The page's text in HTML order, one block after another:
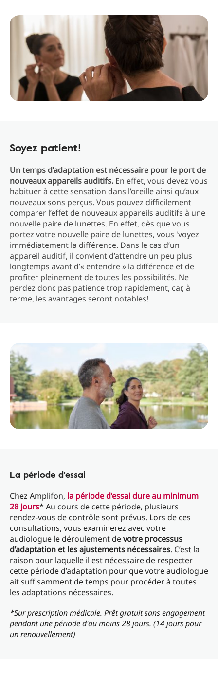
Soyez patient!
Un temps d’adaptation est nécessaire pour le port de
nouveaux appareils auditifs. En effet, vous devez vous
habituer à cette sensation dans l’oreille ainsi qu’aux
nouveaux sons perçus. Vous pouvez difficilement
comparer l’effet de nouveaux appareils auditifs à une
nouvelle paire de lunettes. En effet, dès que vous
portez votre nouvelle paire de lunettes, vous 'voyez'
immédiatement la différence. Dans le cas d’un
appareil auditif, il convient d’attendre un peu plus
longtemps avant d’« entendre » la différence et de
profiter pleinement de toutes les possibilités. Ne
perdez donc pas patience trop rapidement, car, à
terme, les avantages seront notables!
La période d'essai
Chez Amplifon, la période d’essai dure au minimum
28 jours* Au cours de cette période, plusieurs
rendez-vous de contrôle sont prévus. Lors de ces
consultations, vous examinerez avec votre
audiologue le déroulement devotre processus
d’adaptation et les ajustements nécessaires. C’est la
raison pour laquelle il est nécessaire de respecter
cette période d’adaptation pour que votre audiologue
ait suffisamment de temps pour procéder à toutes
les adaptations nécessaires.
*Sur prescription médicale. Prêt gratuit sans engagement
pendant une période d'au moins 28 jours. (14 jours pour
un renouvellement)